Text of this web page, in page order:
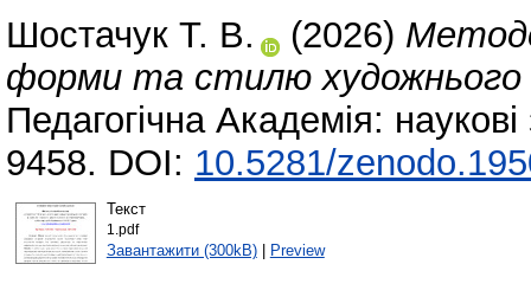
Шостачук Т. В. (2026)
форми та стилю художнього
Педагогічна Академія:
9458. DOI: 10.5281/
Текст
1.pdf
Завантажити (300kB)| Preview